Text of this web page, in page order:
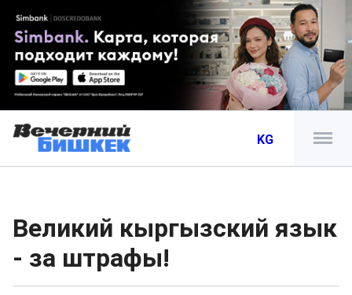
KG
Великий кыргызский язык
- за штрафы!